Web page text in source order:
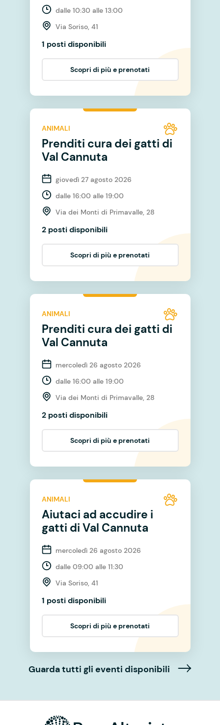
dalle 10:30 alle 13:00
Via Soriso, 41
1 posti disponibili
Scopri di più e prenotati
ANIMALI
Prenditi cura dei gatti di
Val Cannuta
giovedì 27 agosto 2026
dalle 16:00 alle 19:00
Via dei Monti di Primavalle, 28
2 posti disponibili
Scopri di più e prenotati
ANIMALI
Prenditi cura dei gatti di
Val Cannuta
mercoledì 26 agosto 2026
dalle 16:00 alle 19:00
Via dei Monti di Primavalle, 28
2 posti disponibili
Scopri di più e prenotati
ANIMALI
Aiutaci ad accudire i
gatti di Val Cannuta
mercoledì 26 agosto 2026
dalle 09:00 alle 11:30
Via Soriso, 41
1 posti disponibili
Scopri di più e prenotati
Guarda tutti gli eventi disponibili